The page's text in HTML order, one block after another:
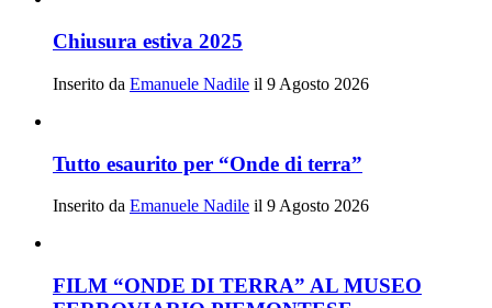
Chiusura estiva 2025
Inserito da Emanuele Nadile il 9 Agosto 2026
Tutto esaurito per “Onde di terra”
Inserito da Emanuele Nadile il 9 Agosto 2026
FILM “ONDE DI TERRA” AL MUSEO